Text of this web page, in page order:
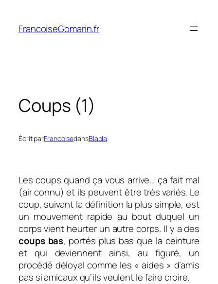
contenu
FrancoiseGomarin.fr
Coups (1)
Écrit parFrancoisedansBlabla
Les coups quand ça vous arrive… ça fait mal
(air connu) et ils peuvent être très variés. Le
coup, suivant la définition la plus simple, est
un mouvement rapide au bout duquel un
corps vient heurter un autre corps. Il y a des
coups bas, portés plus bas que la ceinture
et qui deviennent ainsi,au figuré, un
procédé déloyal comme les « aides » d’amis
pas si amicaux qu’ils veulent le faire croire.